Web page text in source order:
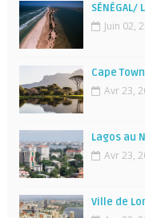
Juin 02,
Cape
Avr 23,
Lagos au
Avr 23,
Ville de